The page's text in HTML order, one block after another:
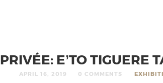
PRIVÉE: E’TO TIGUERE
APRIL 16, 2019 0 COMMENTS